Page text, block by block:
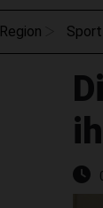
Region Sport